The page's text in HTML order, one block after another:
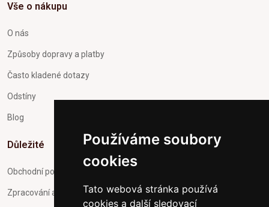
Používáme soubory
cookies
Tato webová stránka používá
cookies a další sledovací
Vše o nákupu
O nás
Způsoby dopravy a platby
Často kladené dotazy
Odstíny
Blog
Důležité
Obchodní podmínky
Zpracování a ochrana osobních údajů